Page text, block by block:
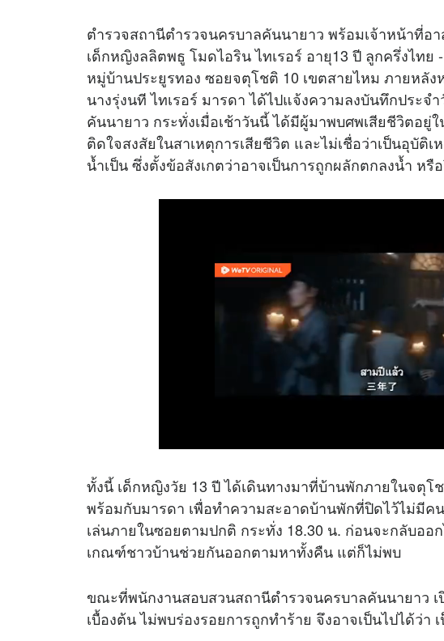
ตำรวจสถานีตำรวจนครบาลคันนายาว พร้อมเจ้าหน้าที่อ
เด็กหญิงลลิตพธู โมดไอริน ไทเรอร์ อายุ13 ปี ลูกครึ่งไทย
หมู่บ้านประยูรทอง ซอยจตุโชติ 10 เขตสายไหม ภายหลัง
นางรุ่งนที ไทเรอร์ มารดา ได้ไปแจ้งความลงบันทึกประจ
คันนายาว กระทั่งเมื่อเช้าวันนี้ ได้มีผู้มาพบศพเสียชีวิตอ
ติดใจสงสัยในสาเหตุการเสียชีวิต และไม่เชื่อว่าเป็นอุบัติ
น้ำเป็น ซึ่งตั้งข้อสังเกตว่าอาจเป็นการถูกผลักตกลงน้ำ หรื
ทั้งนี้ เด็กหญิงวัย 13 ปี ได้เดินทางมาที่บ้านพักภายในจตุโ
พร้อมกับมารดา เพื่อทำความสะอาดบ้านพักที่ปิดไว้ไม่มีค
เล่นภายในซอยตามปกติ กระทั่ง 18.30 น. ก่อนจะกลับออ
เกณฑ์ชาวบ้านช่วยกันออกตามหาทั้งคืน แต่ก็ไม่พบ
ขณะที่พนักงานสอบสวนสถานีตำรวจนครบาลคันนายาว
เบื้องต้น ไม่พบร่องรอยการถูกทำร้าย จึงอาจเป็นไปได้ว่า